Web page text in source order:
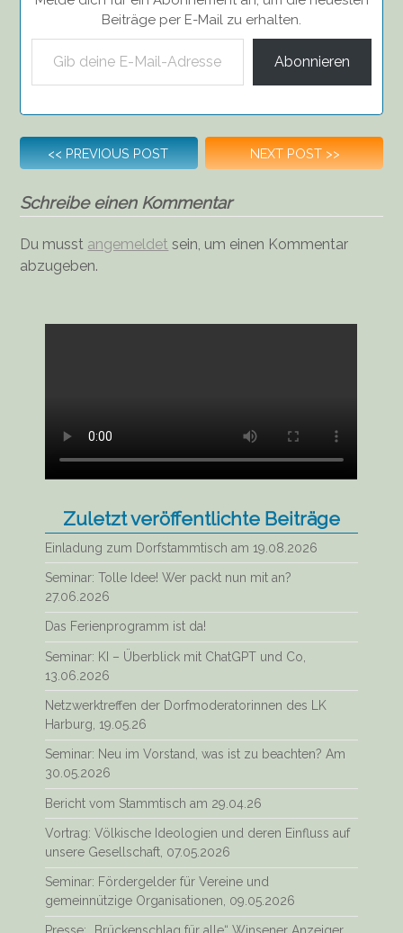
Beiträge per E-Mail zu erhalten.
Gib deine E-Mail-Adresse ein ...
Abonnieren
Beitragsnavigation
<< PREVIOUS POST NEXT POST >>
Schreibe einen Kommentar
Du musst angemeldet sein, um einen Kommentar
abzugeben.
Zuletzt veröffentlichte Beiträge
Einladung zum Dorfstammtisch am 19.08.2026
Seminar: Tolle Idee! Wer packt nun mit an?
27.06.2026
Das Ferienprogramm ist da!
Seminar: KI – Überblick mit ChatGPT und Co,
13.06.2026
Netzwerktreffen der Dorfmoderatorinnen des LK
Harburg, 19.05.26
Seminar: Neu im Vorstand, was ist zu beachten? Am
30.05.2026
Bericht vom Stammtisch am 29.04.26
Vortrag: Völkische Ideologien und deren Einfluss auf
unsere Gesellschaft, 07.05.2026
Seminar: Fördergelder für Vereine und
gemeinnützige Organisationen, 09.05.2026